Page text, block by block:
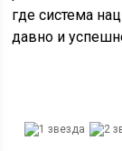
где система
давно и